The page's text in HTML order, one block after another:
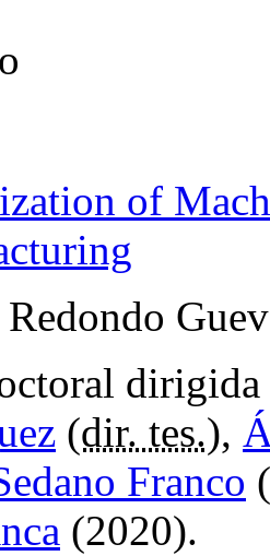
of
(dir. tes.),
Franco (
(2020).